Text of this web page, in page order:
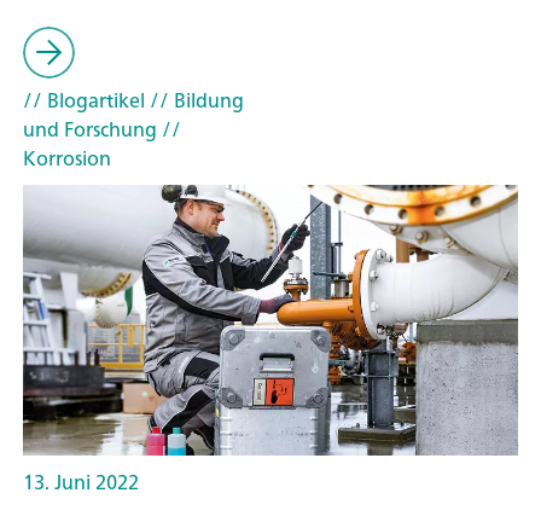
// Blogartikel // Bildung
und Forschung //
Korrosion
13. Juni 2022